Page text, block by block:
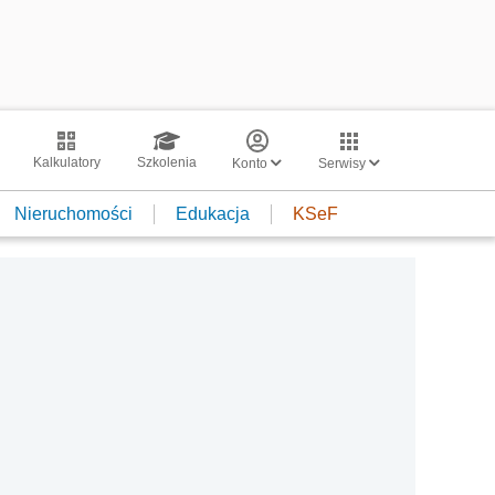
Kalkulatory Szkolenia Konto Serwisy
Nieruchomości Edukacja KSeF